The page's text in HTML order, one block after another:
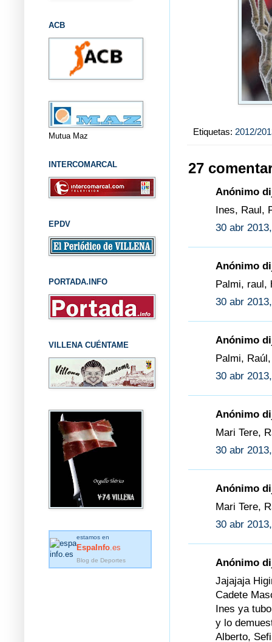
Etiquetas: 2012/
27
Anónimo
Ines, Raul,
30 abr
Anónimo
Palmi, raul,
30 abr
Anónimo
Palmi,
30 abr
Anónimo
Mari Tere,
30 abr
Anónimo
Mari Tere,
30 abr
Anónimo
Jajajaja
Cadete
Ines ya
y lo
Alberto,
ACB
Mutua Maz
INTERCOMARCAL
EPDV
PORTADA.INFO
VILLENA CUÉNTAME
estamos en
EspaInfo .es
Blog de Deportes